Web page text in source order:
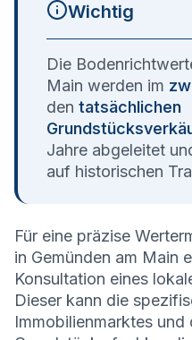
Wichtig
Die
Main werden im
den tatsächlichen
Jahre abgeleitet
auf historischen
Für eine präzise
in Gemünden am Main
Konsultation eines
Dieser kann die
Immobilienmarktes